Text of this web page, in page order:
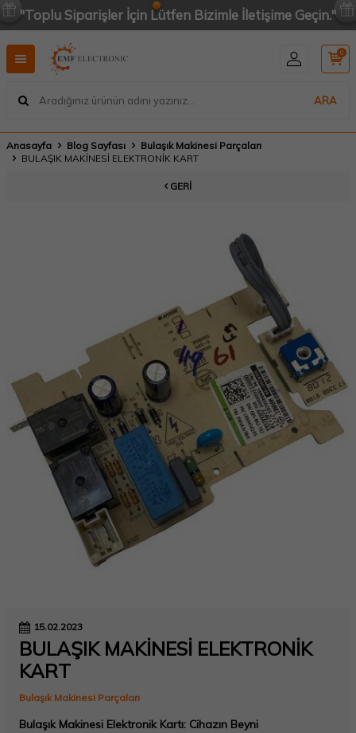
"Toplu Siparişler İçin Lütfen Bizimle İletişime Geçin."
ARA
0
Anasayfa Blog Sayfası
Bulaşık Makinesi Parçaları
BULAŞIK MAKİNESİ ELEKTRONİK KART
GERI
15.02.2023
BULAŞIK MAKİNESİ ELEKTRONİK
KART
Bulaşık Makinesi Parçaları
Bulaşık Makinesi Elektronik Kartı: Cihazın Beyni